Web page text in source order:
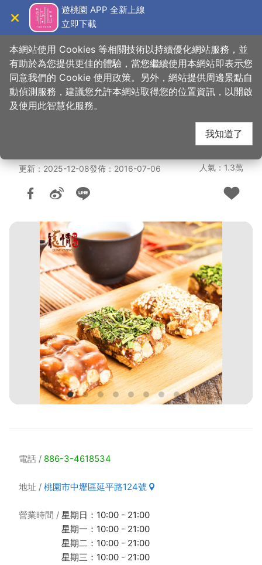
主
遊桃園 APP 全新上線
立即下載
首頁 > 購好物 > 購物快搜
龍情花生糖(中壢環北
店)
更新：2025-12-08發佈：2016-07-06 人氣：1.3萬
電話 886-3-4618534
地址 桃園市中壢區延平路124號
營業時間
星期日：10:00 - 21:00
星期一：10:00 - 21:00
星期二：10:00 - 21:00
星期三：10:00 - 21:00
本網站使用 Cookies 等相關技術以持續優化網站服務，並
有助於為您提供更佳的體驗，當您繼續使用本網站即表示您
同意我們的 Cookie 使用政策。另外，網站提供周邊景點自
動偵測服務，建議您允許本網站取得您的位置資訊，以開啟
及使用此智慧化服務。
我知道了